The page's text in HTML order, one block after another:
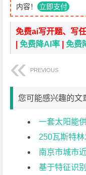
内容！ 立即支付
免费ai写开题、写
|免费降AI率 |免费
PREVIOUS
您可能感兴趣的文
一套太阳能
250瓦斯特
南京市城市近
基于特征识